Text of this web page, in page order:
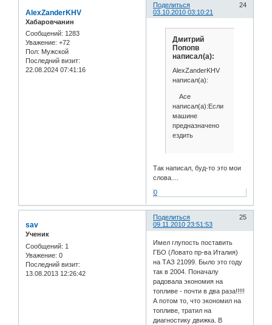
Поделиться
24
03.10.2010 03:10:21
AlexZanderKHV
Хабаровчанин
Сообщений: 1283
Уважение: +72
Пол: Мужской
Последний визит:
22.08.2024 07:41:16
Дмитрий
Попопв
написал(а):
AlexZanderKHV
написал(а):
Ace
написал(а):Если
машине
предназначено
ездить
Так написал, буд-то это мои
слова....
0
Поделиться
25
09.11.2010 23:51:53
sav
Ученик
Сообщений: 1
Уважение: 0
Последний визит:
13.08.2013 12:26:42
Имел глупость поставить
ГБО (Ловато пр-ва Италия)
на ТАЗ 21099. Было это году
так в 2004. Поначалу
радовала экономия на
топливе - почти в два раза!!!!!
А потом то, что экономил на
топливе, тратил на
диагностику движка. В